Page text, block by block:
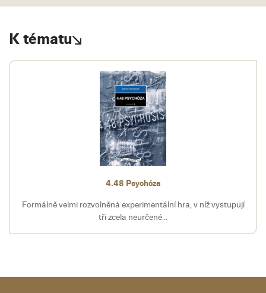
K tématu
4.48 Psychóza
Formálně velmi rozvolněná experimentální hra, v níž vystupují
tři zcela neurčené...